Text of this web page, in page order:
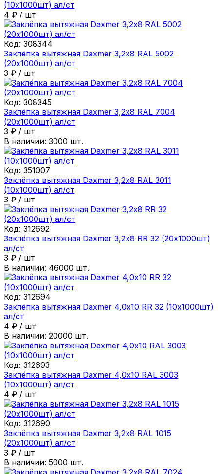
(10х1000шт) ал/ст
4 ₽ / шт
Код: 308344
Заклёпка вытяжная Daxmer 3,2х8 RAL 5002
(20х1000шт) ал/ст
3 ₽ / шт
Код: 308345
Заклёпка вытяжная Daxmer 3,2х8 RAL 7004
(20х1000шт) ал/ст
3 ₽ / шт
В наличии: 3000 шт.
Код: 351007
Заклёпка вытяжная Daxmer 3,2х8 RAL 3011
(10х1000шт) ал/ст
3 ₽ / шт
Код: 312692
Заклёпка вытяжная Daxmer 3,2х8 RR 32 (20х1000шт)
ал/ст
3 ₽ / шт
В наличии: 46000 шт.
Код: 312694
Заклёпка вытяжная Daxmer 4,0х10 RR 32 (10х1000шт)
ал/ст
4 ₽ / шт
В наличии: 20000 шт.
Код: 312693
Заклёпка вытяжная Daxmer 4,0х10 RAL 3003
(10х1000шт) ал/ст
4 ₽ / шт
Код: 312690
Заклёпка вытяжная Daxmer 3,2х8 RAL 1015
(20х1000шт) ал/ст
3 ₽ / шт
В наличии: 5000 шт.